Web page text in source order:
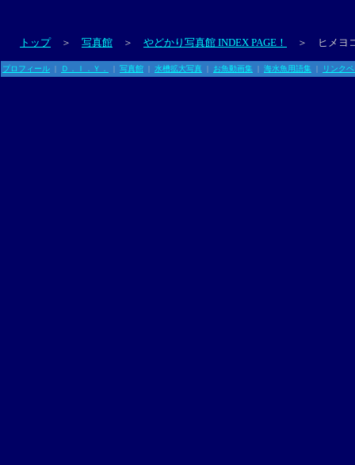
プロフィール | Ｄ．Ｉ．Ｙ． | 写真館 | 水槽拡大写真 | お魚動画集 | 海水魚用語集 | リンク
トップ＞ 写真館 ＞ やどかり写真館 INDEX PAGE！ ＞ ヒメヨ